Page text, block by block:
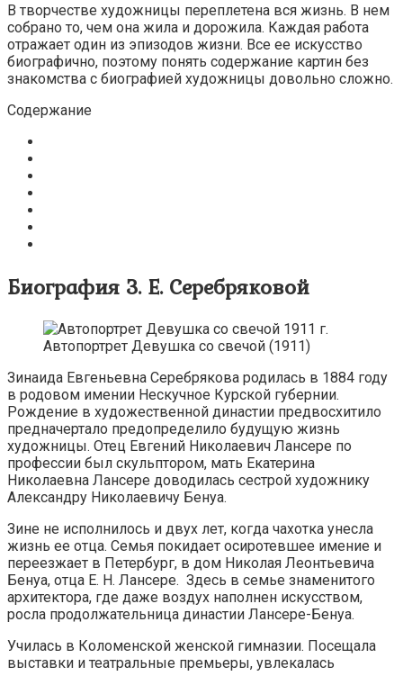
В творчестве художницы переплетена вся жизнь. В нем
собрано то, чем она жила и дорожила. Каждая работа
отражает один из эпизодов жизни. Все ее искусство
биографично, поэтому понять содержание картин без
знакомства с биографией художницы довольно сложно.
Содержание
Биография З. Е. Серебряковой
Автопортрет Девушка со свечой (1911)
Зинаида Евгеньевна Серебрякова родилась в 1884 году
в родовом имении Нескучное Курской губернии.
Рождение в художественной династии предвосхитило
предначертало предопределило будущую жизнь
художницы. Отец Евгений Николаевич Лансере по
профессии был скульптором, мать Екатерина
Николаевна Лансере доводилась сестрой художнику
Александру Николаевичу Бенуа.
Зине не исполнилось и двух лет, когда чахотка унесла
жизнь ее отца. Семья покидает осиротевшее имение и
переезжает в Петербург, в дом Николая Леонтьевича
Бенуа, отца Е. Н. Лансере. Здесь в семье знаменитого
архитектора, где даже воздух наполнен искусством,
росла продолжательница династии Лансере-Бенуа.
Училась в Коломенской женской гимназии. Посещала
выставки и театральные премьеры, увлекалась